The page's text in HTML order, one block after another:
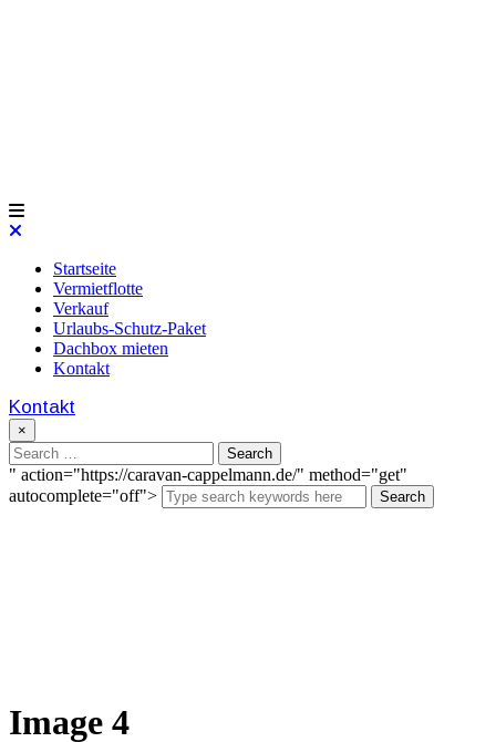
Startseite
Vermietflotte
Verkauf
Urlaubs-Schutz-Paket
Dachbox mieten
Kontakt
Kontakt
×
" action="https://caravan-cappelmann.de/" method="get"
autocomplete="off">
Search
Image 4